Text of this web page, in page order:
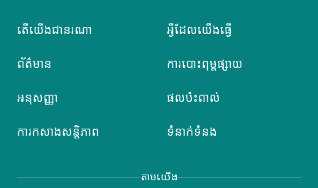
តើយើងជានរណា អ្វីដែលយើងធ្វើ
ព័ត៌មាន ការបោះពុម្ពផ្សាយ
អនុសញ្ញា ផលប៉ះពាល់
ការកសាងសន្តិភាព ទំនាក់ទំនង
តាមយើង